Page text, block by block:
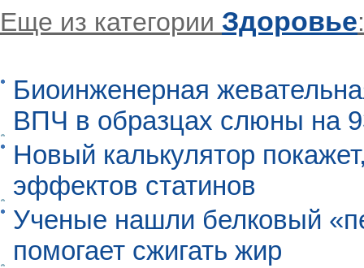
Еще из категории Здоровье:
Биоинженерная
ВПЧ в образцах слюны на
Новый калькулятор
эффектов статинов
Ученые нашли белковый
помогает сжигать жир